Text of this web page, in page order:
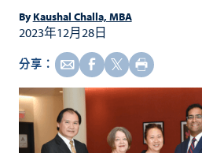
ByKaushal Challa, MBA
2023年12月28日
分享：